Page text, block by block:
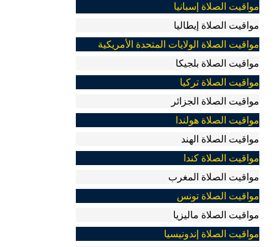
مواقيت الصلاة إسبانيا
مواقيت الصلاة إيطاليا
مواقيت الصلاة الولايات المتحدة الأمريكية
مواقيت الصلاة بلجيكا
مواقيت الصلاة تركيا
مواقيت الصلاة الجزائر
مواقيت الصلاة هولندا
مواقيت الصلاة الهند
مواقيت الصلاة كندا
مواقيت الصلاة المغرب
مواقيت الصلاة تونس
مواقيت الصلاة ماليزيا
مواقيت الصلاة إندونيسيا